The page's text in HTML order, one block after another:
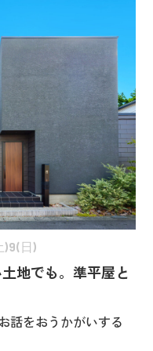
)9(日)
地でも。準平屋と
話をおうかがいする